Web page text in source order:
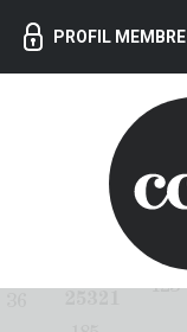
PROFIL MEMBRE